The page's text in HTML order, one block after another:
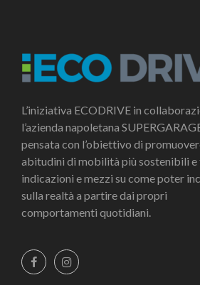
L’iniziativa ECODRIVE in
l’azienda napoletana
pensata con l’obiettivo di
abitudini di mobilità più sostenibili
indicazioni e mezzi su come poter
sulla realtà a partire dai propri
comportamenti quotidiani.